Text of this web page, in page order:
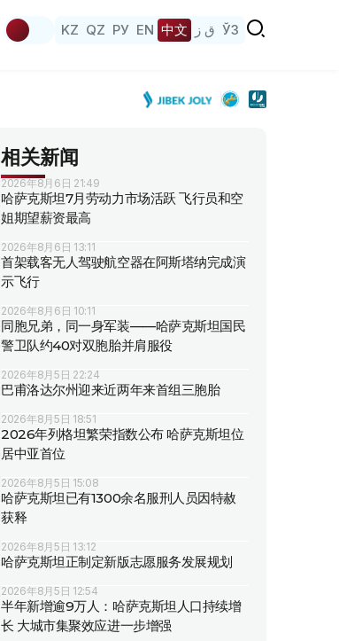
KZ QZ РУ EN 中文 ق ز ЎЗ
相关新闻
2026年8月6日 21:49
哈萨克斯坦7月劳动力市场活跃 飞行员和空
姐期望薪资最高
2026年8月6日 13:11
首架载客无人驾驶航空器在阿斯塔纳完成演
示飞行
2026年8月6日 10:11
同胞兄弟，同一身军装——哈萨克斯坦国民
警卫队约40对双胞胎并肩服役
2026年8月5日 22:24
巴甫洛达尔州迎来近两年来首组三胞胎
2026年8月5日 18:51
2026年列格坦繁荣指数公布 哈萨克斯坦位
居中亚首位
2026年8月5日 15:08
哈萨克斯坦已有1300余名服刑人员因特赦
获释
2026年8月5日 13:12
哈萨克斯坦正制定新版志愿服务发展规划
2026年8月5日 12:54
半年新增逾9万人：哈萨克斯坦人口持续增
长 大城市集聚效应进一步增强